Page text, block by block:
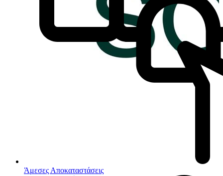
Άμεσες Αποκαταστάσεις